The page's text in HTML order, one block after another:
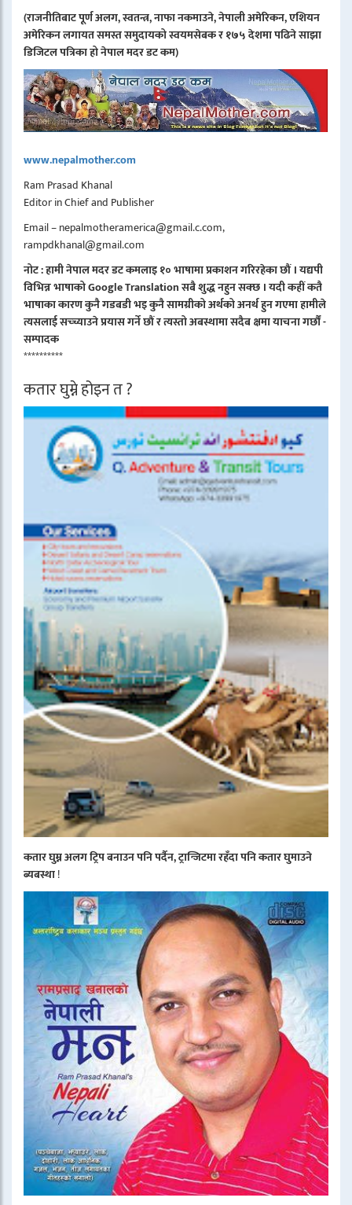
(राजनीतिबाट पूर्ण अलग, स्वतन्त्र, नाफा नकमाउने, नेपाली अमेरिकन, एशियन
अमेरिकन लगायत समस्त समुदायको स्वयमसेबक र १७५ देशमा पढिने साझा
डिजिटल पत्रिका हो नेपाल मदर डट कम)
www.nepalmother.com
Ram Prasad Khanal
Editor in Chief and Publisher
Email – nepalmotheramerica@gmail.c.com,
rampdkhanal@gmail.com
नोट : हामी नेपाल मदर डट कमलाइ १० भाषामा प्रकाशन गरिरहेका छौं । यद्यपी
विभिन्न भाषाको Google Translation सबै शुद्ध नहुन सक्छ । यदी कहीं कतै
भाषाका कारण कुनै गडबडी भइ कुनै सामग्रीको अर्थको अनर्थ हुन गएमा हामीले
त्यसलाई सच्च्याउने प्रयास गर्ने छौं र त्यस्तो अबस्थामा सदैब क्षमा याचना गर्छौं -
सम्पादक
**********
कतार घुम्ने होइन त ?
कतार घुम्न अलग ट्रिप बनाउन पनि पर्दैन, ट्रान्जिटमा रहँदा पनि कतार घुमाउने
ब्यबस्था!